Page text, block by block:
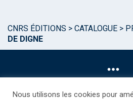
CNRS ÉDITIONS > CATALOGUE >
DE DIGNE
Nous utilisons les cookies pour